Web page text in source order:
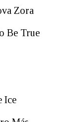
Zora
Be True
Ice